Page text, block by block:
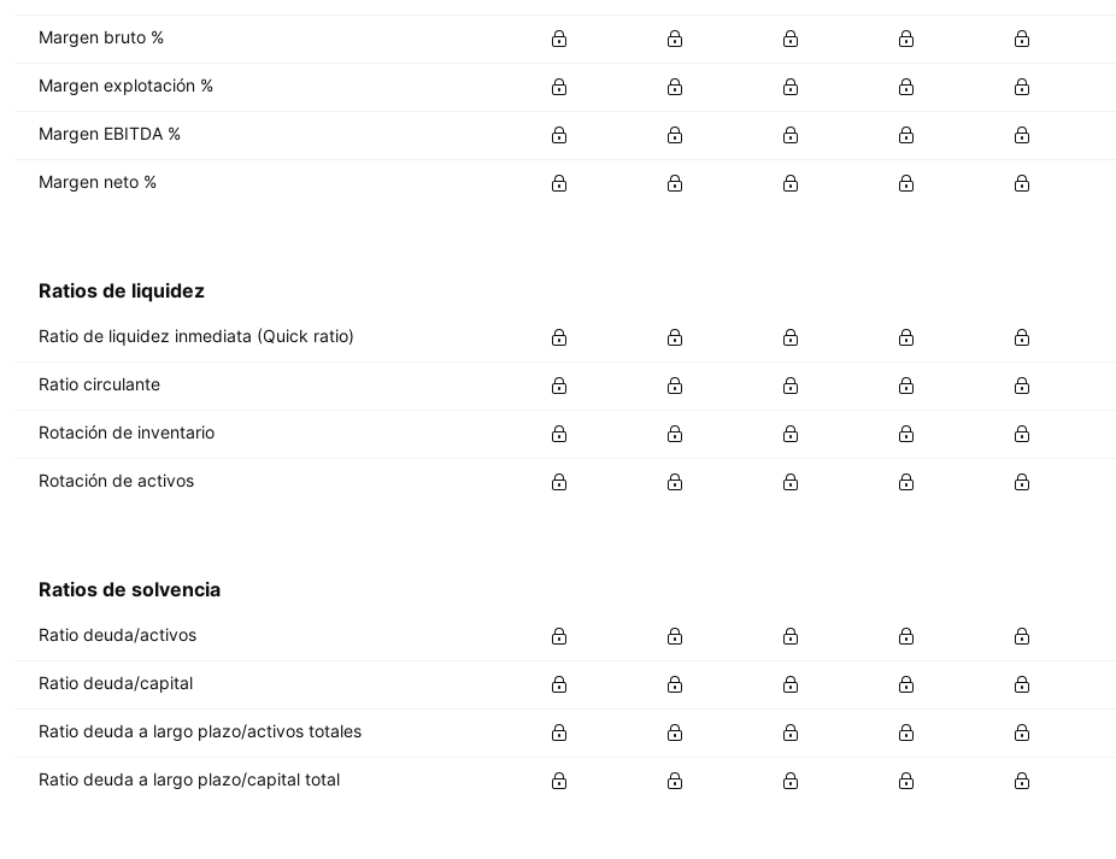
Margen bruto %
Margen explotación %
Margen EBITDA %
Margen neto %
Ratios de liquidez
Ratio de liquidez inmediata (Quick ratio)
Ratio circulante
Rotación de inventario
Rotación de activos
Ratios de solvencia
Ratio deuda/activos
Ratio deuda/capital
Ratio deuda a largo plazo/activos totales
Ratio deuda a largo plazo/capital total